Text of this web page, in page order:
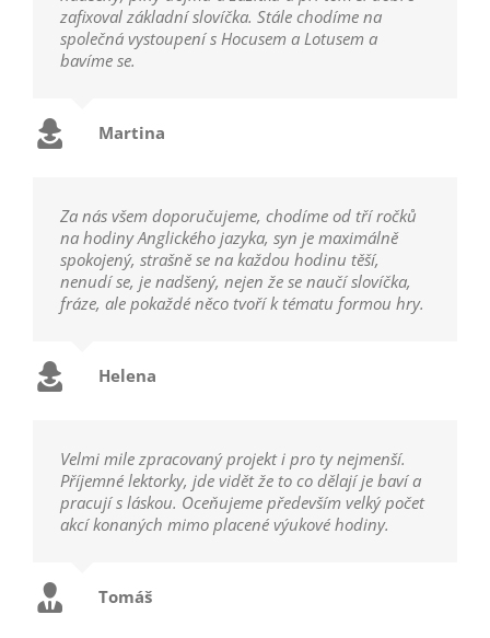
zafixoval základní slovíčka. Stále chodíme na
společná vystoupení s Hocusem a Lotusem a
bavíme se.
Martina
Za nás všem doporučujeme, chodíme od tří ročků
na hodiny Anglického jazyka, syn je maximálně
spokojený, strašně se na každou hodinu těší,
nenudí se, je nadšený, nejen že se naučí slovíčka,
fráze, ale pokaždé něco tvoří k tématu formou hry.
Helena
Velmi mile zpracovaný projekt i pro ty nejmenší.
Příjemné lektorky, jde vidět že to co dělají je baví a
pracují s láskou. Oceňujeme především velký počet
akcí konaných mimo placené výukové hodiny.
Tomáš